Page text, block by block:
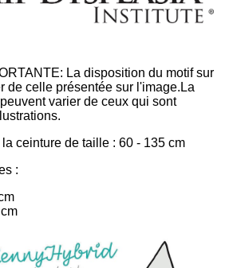
La disposition du motif sur
de celle présentée sur l'image.La
varier de ceux qui sont
ceinture de taille : 60 - 135 cm
: